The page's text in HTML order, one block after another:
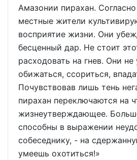
Амазонии пирахан.
местные жители
восприятие жизни. Они
бесценный дар. Не стоит
расходовать на гнев. Они
обижаться, ссориться,
Почувствовав лишь тень
пирахан переключаются на
жизнеутверждающее.
способны в выражении
собеседнику, - на
умеешь охотиться!»